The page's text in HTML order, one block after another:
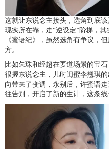
这就让东说念主接头，选角到底
现实所在靠，走“逆设定”阶梯，
《蜜语纪》，虽然选角有争议，
方。
比如朱珠和经超在要道场景的宝
很握东说念主，儿时闺蜜李翘琪
向带来了变调，永别后，许蜜语
往告别，开启了新的生计，这条线